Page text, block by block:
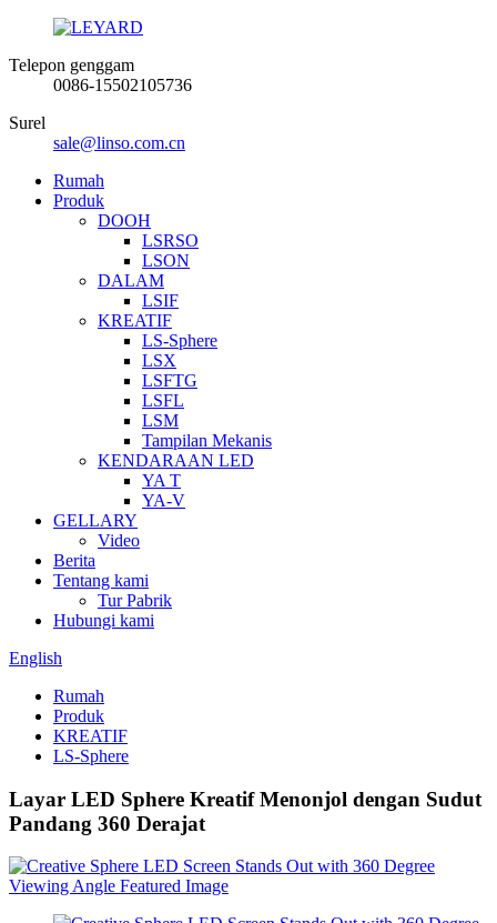
Telepon genggam
0086-15502105736
Surel
sale@linso.com.cn
Rumah
Produk
DOOH
LSRSO
LSON
DALAM
LSIF
KREATIF
LS-Sphere
LSX
LSFTG
LSFL
LSM
Tampilan Mekanis
KENDARAAN LED
YA T
YA-V
GELLARY
Video
Berita
Tentang kami
Tur Pabrik
Hubungi kami
English
Rumah
Produk
KREATIF
LS-Sphere
Layar LED Sphere Kreatif Menonjol dengan Sudut
Pandang 360 Derajat